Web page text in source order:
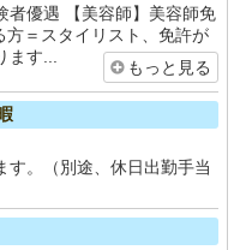
者優遇 【美容師】美容師免
＝スタイリスト、免許が
ます...
もっと見る
。（別途、休日出勤手当